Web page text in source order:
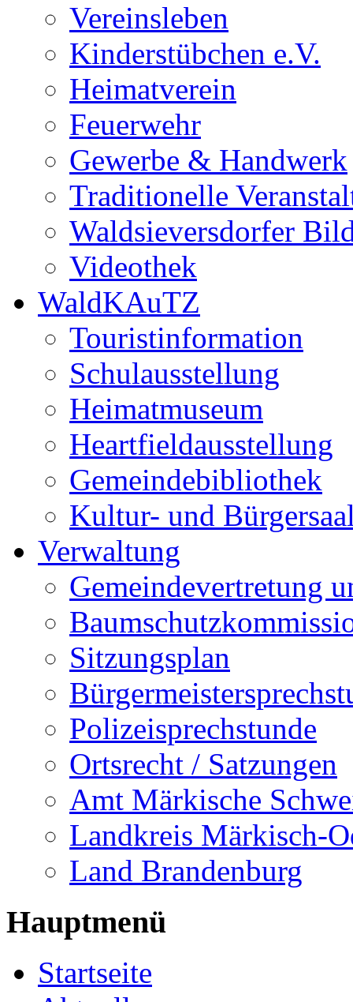
Vereinsleben
Kinderstübchen e.V.
Heimatverein
Feuerwehr
Gewerbe & Handwerk
Traditionelle
Waldsieversdorfer
Videothek
WaldKAuTZ
Touristinformation
Schulausstellung
Heimatmuseum
Heartfieldausstellung
Gemeindebibliothek
Kultur- und
Verwaltung
Gemeindevertretung
Sitzungsplan
Polizeisprechstunde
Ortsrecht / Satzungen
Amt Märkische
Landkreis Märkisch-
Land Brandenburg
Hauptmenü
Startseite